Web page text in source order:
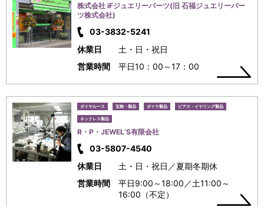
株式会社 iFジュエリーパーツ(旧 石福ジュエリーパー
ツ株式会社)
03-3832-5241
休業日
土・日・祝日
営業時間
平日10：00～17：00
ダイヤルース 宝飾・製品 ダイヤ製品 ピアス・イヤリング製品
ネックレス製品
R・P・JEWEL’S有限会社
03-5807-4540
休業日
土・日・祝日／夏期冬期休
営業時間
平日9:00～18:00／土11:00～
16:00（不定）